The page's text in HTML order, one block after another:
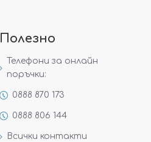
Полезно
Телефони за онлайн
поръчки:
0888 870 173
0888 806 144
Всички контакти